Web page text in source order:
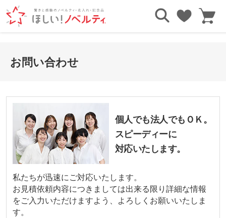
お問い合わせ
個人でも法人でもＯＫ。
スピーディーに
対応いたします。
私たちが迅速にご対応いたします。
お見積依頼内容につきましては出来る限り詳細な情報
をご入力いただけますよう、よろしくお願いいたしま
す。